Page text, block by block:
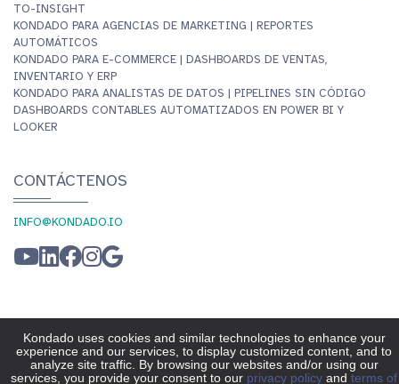
TO-INSIGHT
KONDADO PARA AGENCIAS DE MARKETING | REPORTES
AUTOMÁTICOS
KONDADO PARA E-COMMERCE | DASHBOARDS DE VENTAS,
INVENTARIO Y ERP
KONDADO PARA ANALISTAS DE DATOS | PIPELINES SIN CÓDIGO
DASHBOARDS CONTABLES AUTOMATIZADOS EN POWER BI Y
LOOKER
CONTÁCTENOS
INFO@KONDADO.IO
© KONDADO 2026